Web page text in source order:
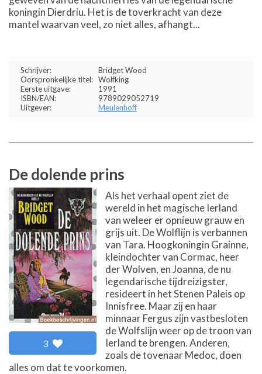
koningin Dierdriu. Het is de toverkracht van deze
mantel waarvan veel, zo niet alles, afhangt...
Schrijver:
Bridget Wood
Oorspronkelijke titel: Wolfking
Eerste uitgave:
1991
ISBN/EAN:
9789029052719
Uitgever:
Meulenhoff
De dolende prins
3
Als het verhaal opent ziet de
wereld in het magische Ierland
van weleer er opnieuw grauw en
grijs uit. De Wolflijn is verbannen
van Tara. Hoogkoningin Grainne,
kleindochter van Cormac, heer
der Wolven, en Joanna, de nu
legendarische tijdreizigster,
resideert in het Stenen Paleis op
Innisfree. Maar zij en haar
minnaar Fergus zijn vastbesloten
de Wolfslijn weer op de troon van
Ierland te brengen. Anderen,
zoals de tovenaar Medoc, doen
alles om dat te voorkomen.